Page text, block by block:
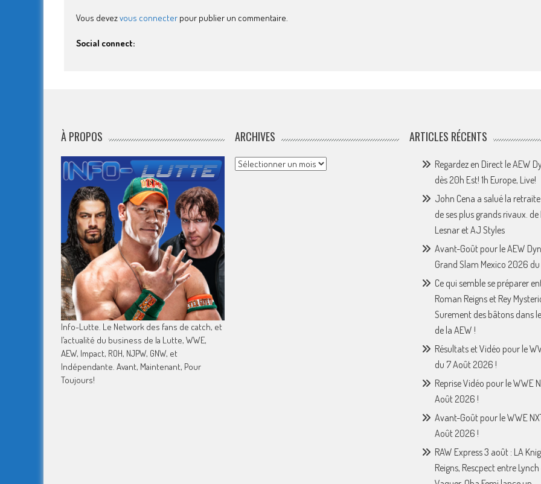
Vous devezvous connecter pour publier un commentaire.
Social connect:
À PROPOS
Info-Lutte. Le Network des fans de catch, et
l’actualité du business de la Lutte, WWE,
AEW, Impact, ROH, NJPW, GNW, et
Indépendante. Avant, Maintenant, Pour
Toujours!
ARCHIVES
Archives
ARTICLES RÉCENTS
Regardez en Direct le AEW
dès 20h Est! 1h Europe, Live!
John Cena a salué la retraite
de ses plus grands rivaux.
Lesnar et AJ Styles
Avant-Goût pour le AEW
Grand Slam Mexico 2026
Ce qui semble se préparer
Roman Reigns et Rey
Surement des bâtons dans
de la AEW !
Résultats et Vidéo pour le
du 7 Août 2026 !
Reprise Vidéo pour le WWE
Août 2026 !
Avant-Goût pour le WWE
Août 2026 !
RAW Express 3 août : LA
Reigns, Rescpect entre